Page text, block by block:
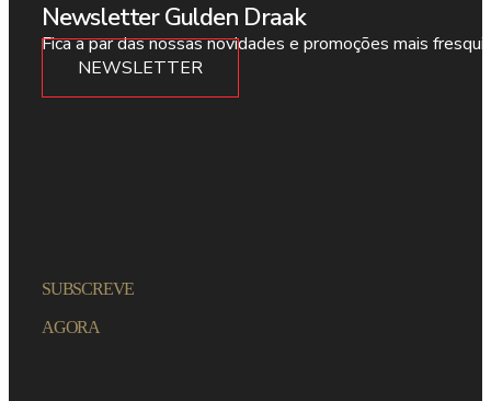
Newsletter Gulden Draak
Fica a par das nossas novidades e promoções mais
NEWSLETTER
SUBSCREVE
AGORA